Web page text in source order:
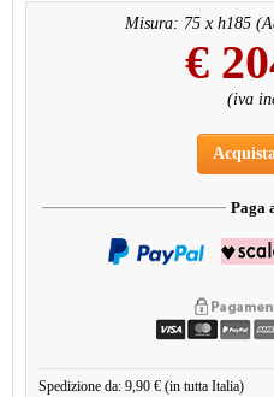
Misura: 75 x h185
€
(iva
Paga
Spedizione da: 9,90 € (in tutta Italia)